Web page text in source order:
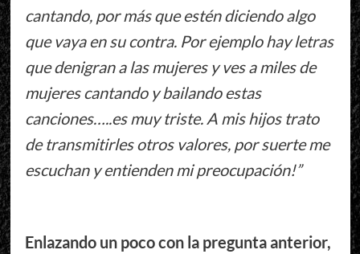
cantando, por más que estén diciendo algo
que vaya en su contra. Por ejemplo hay letras
que denigran a las mujeres y ves a miles de
mujeres cantando y bailando estas
canciones…..es muy triste. A mis hijos trato
de transmitirles otros valores, por suerte me
escuchan y entienden mi preocupación!”
Enlazando un poco con la pregunta anterior,